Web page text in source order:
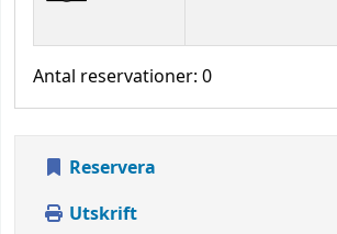
Antal reservationer: 0
Reservera
Utskrift